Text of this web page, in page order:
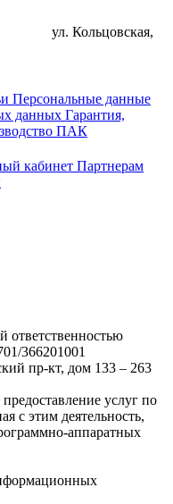
ул. Кольцовская,
Персональные данные
данных Гарантия,
ПАК
кабинет Партнерам
ответственностью
366201001
пр-кт, дом 133 – 263
услуг по
с этим деятельность,
аппаратных